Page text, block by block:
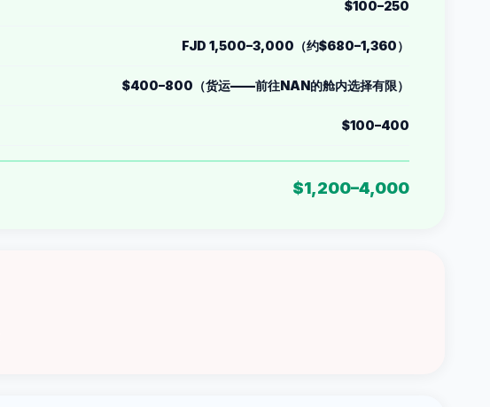
$100–250
FJD 1,500–3,000（约$680–1,360）
$400–800（货运——前往NAN的舱内选择有限）
$100–400
$1,200–4,000